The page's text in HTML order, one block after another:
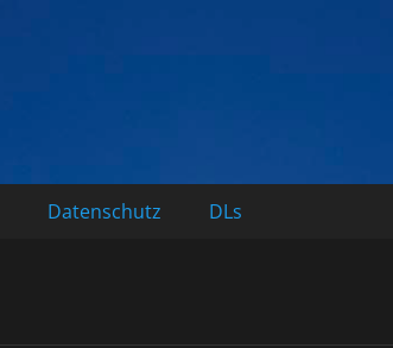
Datenschutz DLs